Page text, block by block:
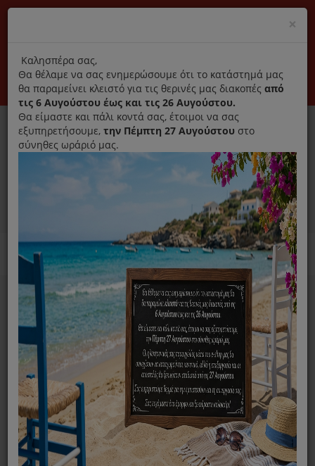
Αποκλειστικά γνήσια ανταλλακτικά
Σύνδεση Εγγραφή Εταιρεία Επικοινωνία
0
Ανταλλακτικά ηλεκτρικών συσκευών MENU
Home Χύτρα Ροζέτα Από Τηγάνι Fissler Μαύρη
×
title
Καλησπέρα σας,
Θα θέλαμε να σας ενημερώσουμε ότι το κατάστημά μας
θα παραμείνει κλειστό για τις θερινές μας διακοπές από
τις 6 Αυγούστου έως και τις 26 Αυγούστου.
Θα είμαστε και πάλι κοντά σας, έτοιμοι να σας
εξυπηρετήσουμε, την Πέμπτη 27 Αυγούστου στο
σύνηθες ωράριό μας.